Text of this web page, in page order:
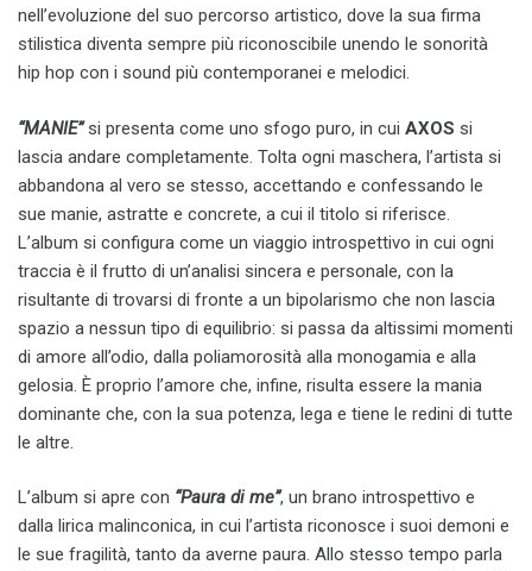
nell’evoluzione del suo percorso artistico, dove la sua firma
stilistica diventa sempre più riconoscibile unendo le sonorità
hip hop con i sound più contemporanei e melodici.
“MANIE”si presenta come uno sfogo puro, in cui AXOS si
lascia andare completamente. Tolta ogni maschera, l’artista si
abbandona al vero se stesso, accettando e confessando le
sue manie, astratte e concrete, a cui il titolo si riferisce.
L’album si configura come un viaggio introspettivo in cui ogni
traccia è il frutto di un’analisi sincera e personale, con la
risultante di trovarsi di fronte a un bipolarismo che non lascia
spazio a nessun tipo di equilibrio: si passa da altissimi momenti
di amore all’odio, dalla poliamorosità alla monogamia e alla
gelosia. È proprio l’amore che, infine, risulta essere la mania
dominante che, con la sua potenza, lega e tiene le redini di tutte
le altre.
L’album si apre con “Paura di me”, un brano introspettivo e
dalla lirica malinconica, in cui l’artista riconosce i suoi demoni e
le sue fragilità, tanto da averne paura. Allo stesso tempo parla